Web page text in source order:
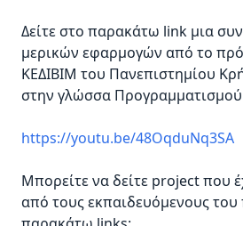
Δείτε στο παρακάτω link μια
μερικών εφαρμογών από το
ΚΕΔΙΒΙΜ του Πανεπιστημίου
στην γλώσσα
https://youtu.be/48OqduNq3SA
Μπορείτε να δείτε project που
από τους εκπαιδευόμενους